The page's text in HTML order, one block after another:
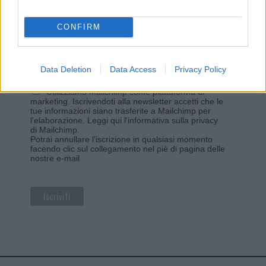
CONFIRM
Data Deletion Data Access Privacy Policy
*campo obbligatorio
Indirizzo email *
Utilizziamo Mailchimp come piattaforma di
marketing. Iscrivendoti alla newsletter accetti che le
tue informazioni siano trasferite a Mailchimp per
l'elaborazione. Leggi qui l'informativa sulla privacy
di Mailchimp.
Potrai annullare l'iscrizione in qualsiasi momento
facendo clic sul collegamento nel piè di pagina delle
nostre e-mail.